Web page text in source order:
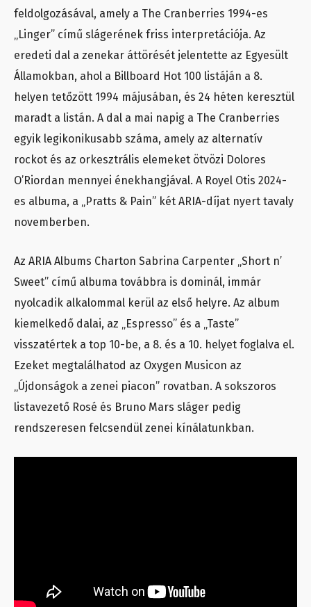
feldolgozásával, amely a The Cranberries 1994-es
„Linger” című slágerének friss interpretációja. Az
eredeti dal a zenekar áttörését jelentette az Egyesült
Államokban, ahol a Billboard Hot 100 listáján a 8.
helyen tetőzött 1994 májusában, és 24 héten keresztül
maradt a listán. A dal a mai napig a The Cranberries
egyik legikonikusabb száma, amely az alternatív
rockot és az orkesztrális elemeket ötvözi Dolores
O’Riordan mennyei énekhangjával. A Royel Otis 2024-
es albuma, a „Pratts & Pain” két ARIA-díjat nyert tavaly
novemberben.
Az ARIA Albums Charton Sabrina Carpenter „Short n’
Sweet” című albuma továbbra is dominál, immár
nyolcadik alkalommal kerül az első helyre. Az album
kiemelkedő dalai, az „Espresso” és a „Taste”
visszatértek a top 10-be, a 8. és a 10. helyet foglalva el.
Ezeket megtalálhatod az Oxygen Musicon az
„Újdonságok a zenei piacon” rovatban. A sokszoros
listavezető Rosé és Bruno Mars sláger pedig
rendszeresen felcsendül zenei kínálatunkban.